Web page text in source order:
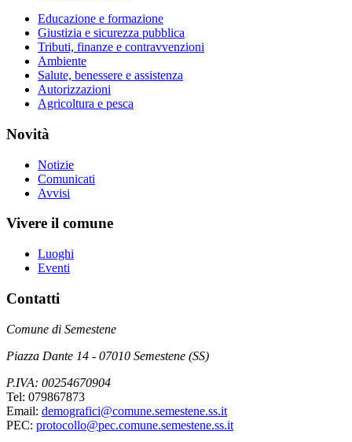
Educazione e formazione
Giustizia e sicurezza pubblica
Tributi, finanze e contravvenzioni
Ambiente
Salute, benessere e assistenza
Autorizzazioni
Agricoltura e pesca
Novità
Notizie
Comunicati
Avvisi
Vivere il comune
Luoghi
Eventi
Contatti
Comune di Semestene
Piazza Dante 14 - 07010 Semestene (SS)
P.IVA: 00254670904
Tel: 079867873
Email: demografici@comune.semestene.ss.it
PEC: protocollo@pec.comune.semestene.ss.it